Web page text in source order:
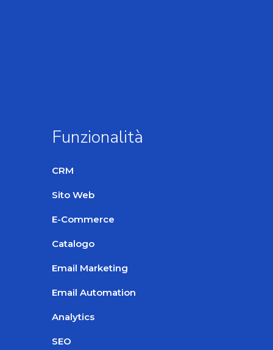
Funzionalità
CRM
Sito Web
E-Commerce
Catalogo
Email Marketing
Email Automation
Analytics
SEO